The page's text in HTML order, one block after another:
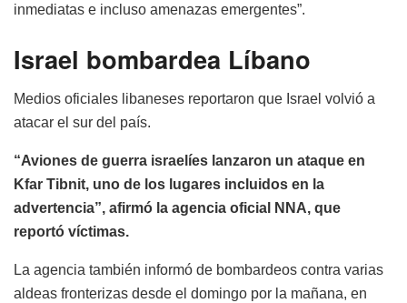
inmediatas e incluso amenazas emergentes”.
Israel bombardea Líbano
Medios oficiales libaneses reportaron que Israel volvió a
atacar el sur del país.
“Aviones de guerra israelíes lanzaron un ataque en
Kfar Tibnit, uno de los lugares incluidos en la
advertencia”, afirmó la agencia oficial NNA, que
reportó víctimas.
La agencia también informó de bombardeos contra varias
aldeas fronterizas desde el domingo por la mañana, en